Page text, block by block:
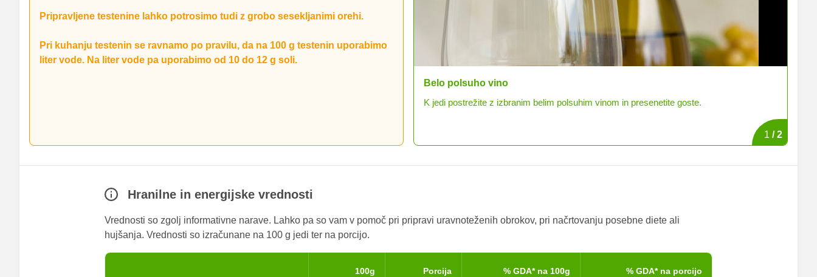
Pripravljene testenine lahko potrosimo tudi z grobo sesekljanimi orehi.
Pri kuhanju testenin se ravnamo po pravilu, da na 100 g testenin uporabimo
liter vode. Na liter vode pa uporabimo od 10 do 12 g soli.
Belo suho vino
Ko si ob jedi zaželimo kozarček dobrega belega suhega vina.
1 /2
Hranilne in energijske vrednosti
Vrednosti so zgolj informativne narave. Lahko pa so vam v pomoč pri pripravi uravnoteženih obrokov, pri načrtovanju posebne diete ali
hujšanja. Vrednosti so izračunane na 100 g jedi ter na porcijo.
100g Porcija % GDA* na 100g % GDA* na porcijo